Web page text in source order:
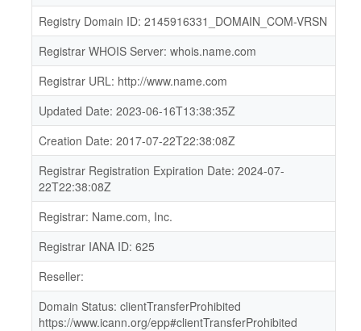
Registry Domain ID: 2145916331_DOMAIN_COM-VRSN
Registrar WHOIS Server: whois.name.com
Registrar URL: http://www.name.com
Updated Date: 2023-06-16T13:38:35Z
Creation Date: 2017-07-22T22:38:08Z
Registrar Registration Expiration Date: 2024-07-
22T22:38:08Z
Registrar: Name.com, Inc.
Registrar IANA ID: 625
Reseller:
Domain Status: clientTransferProhibited
https://www.icann.org/epp#clientTransferProhibited